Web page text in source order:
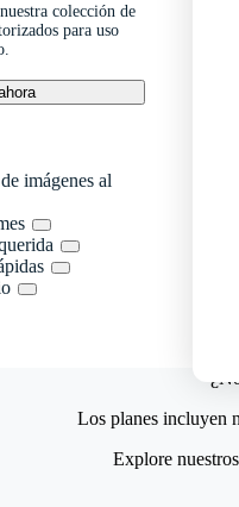
colección de
para uso
imágenes al
Los planes incluyen
Explore